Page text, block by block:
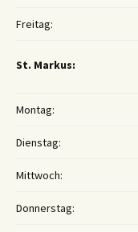
Freitag:
St. Markus:
Montag:
Dienstag:
Mittwoch:
Donnerstag: